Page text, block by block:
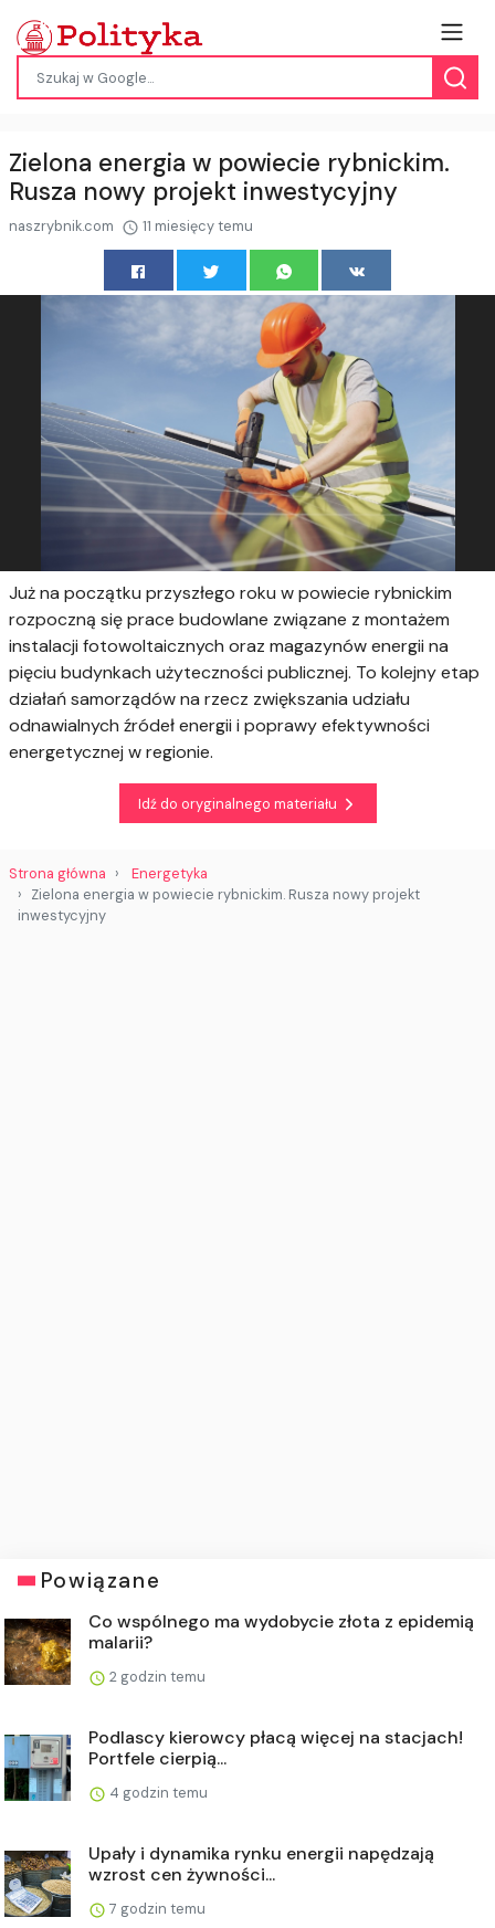
Zielona energia w powiecie rybnickim.
Rusza nowy projekt inwestycyjny
naszrybnik.com 11 miesięcy temu
Już na początku przyszłego roku w powiecie rybnickim
rozpoczną się prace budowlane związane z montażem
instalacji fotowoltaicznych oraz magazynów energii na
pięciu budynkach użyteczności publicznej. To kolejny etap
działań samorządów na rzecz zwiększania udziału
odnawialnych źródeł energii i poprawy efektywności
energetycznej w regionie.
Idź do oryginalnego materiału
Strona główna
Energetyka
Zielona energia w powiecie rybnickim. Rusza nowy projekt
inwestycyjny
Powiązane
Co wspólnego ma wydobycie złota z epidemią
malarii?
2 godzin temu
Podlascy kierowcy płacą więcej na stacjach!
Portfele cierpią...
4 godzin temu
Upały i dynamika rynku energii napędzają
wzrost cen żywności...
7 godzin temu